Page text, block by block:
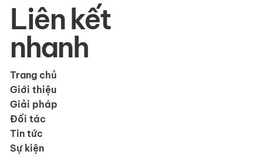
Liên kết
nhanh
Trang chủ
Giới thiệu
Giải pháp
Đối tác
Tin tức
Sự kiện